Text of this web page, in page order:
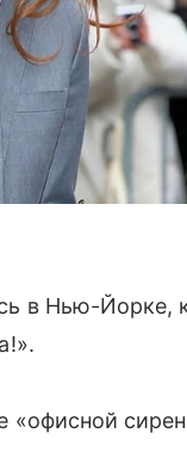
в Нью-Йорке,
«офисной